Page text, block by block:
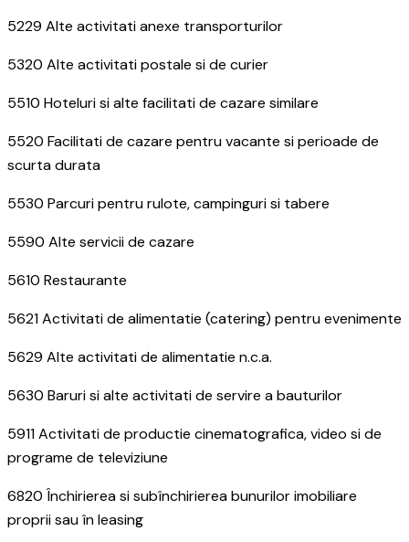
5229 Alte activitati anexe transporturilor
5320 Alte activitati postale si de curier
5510 Hoteluri si alte facilitati de cazare similare
5520 Facilitati de cazare pentru vacante si perioade de
scurta durata
5530 Parcuri pentru rulote, campinguri si tabere
5590 Alte servicii de cazare
5610 Restaurante
5621 Activitati de alimentatie (catering) pentru evenimente
5629 Alte activitati de alimentatie n.c.a.
5630 Baruri si alte activitati de servire a bauturilor
5911 Activitati de productie cinematografica, video si de
programe de televiziune
6820 Închirierea si subînchirierea bunurilor imobiliare
proprii sau în leasing